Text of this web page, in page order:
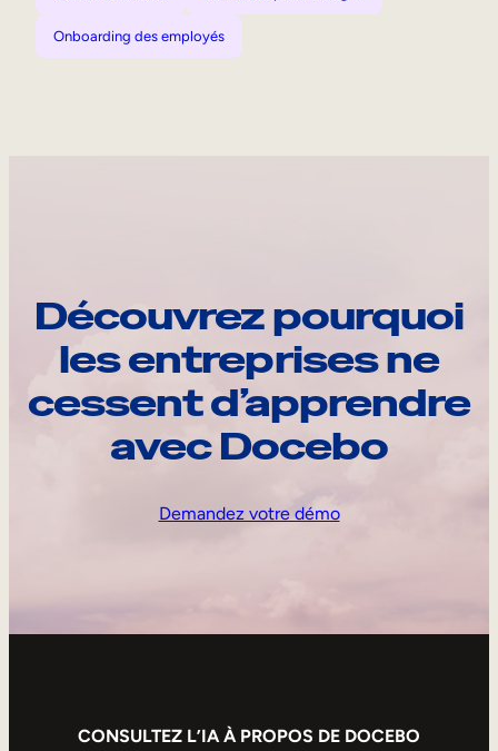
Onboarding des employés
Découvrez pourquoi
les entreprises ne
cessent d’apprendre
avec Docebo
Demandez votre démo
CONSULTEZ L’IA À PROPOS DE DOCEBO